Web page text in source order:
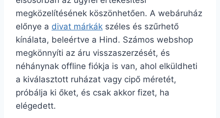
megközelítésének köszönhetően. A webáruház
előnye a divat márkák széles és szűrhető
kínálata, beleértve a Hind. Számos webshop
megkönnyíti az áru visszaszerzését, és
néhánynak offline fiókja is van, ahol elküldheti
a kiválasztott ruházat vagy cipő méretét,
próbálja ki őket, és csak akkor fizet, ha
elégedett.